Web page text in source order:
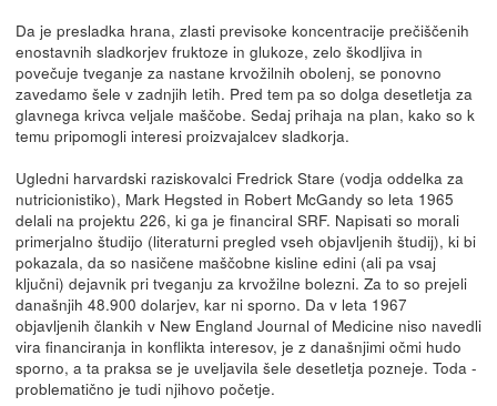
Da je presladka hrana, zlasti previsoke koncentracije prečiščenih
enostavnih sladkorjev fruktoze in glukoze, zelo škodljiva in
povečuje tveganje za nastane krvožilnih obolenj, se ponovno
zavedamo šele v zadnjih letih. Pred tem pa so dolga desetletja za
glavnega krivca veljale maščobe. Sedaj prihaja na plan, kako so k
temu pripomogli interesi proizvajalcev sladkorja.
Ugledni harvardski raziskovalci Fredrick Stare (vodja oddelka za
nutricionistiko), Mark Hegsted in Robert McGandy so leta 1965
delali na projektu 226, ki ga je financiral SRF. Napisati so morali
primerjalno študijo (literaturni pregled vseh objavljenih študij), ki bi
pokazala, da so nasičene maščobne kisline edini (ali pa vsaj
ključni) dejavnik pri tveganju za krvožilne bolezni. Za to so prejeli
današnjih 48.900 dolarjev, kar ni sporno. Da v leta 1967
objavljenih člankih v New England Journal of Medicine niso navedli
vira financiranja in konflikta interesov, je z današnjimi očmi hudo
sporno, a ta praksa se je uveljavila šele desetletja pozneje. Toda -
problematično je tudi njihovo početje.